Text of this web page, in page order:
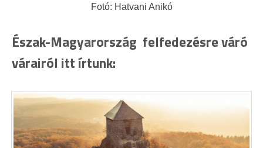
Fotó: Hatvani Anikó
Észak-Magyarország felfedezésre váró
várairól itt írtunk: